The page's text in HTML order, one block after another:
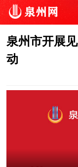
泉州市开展
动